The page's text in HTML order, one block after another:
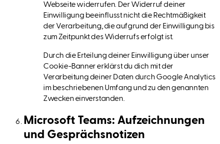
Webseite widerrufen. Der Widerruf deiner
Einwilligung beeinflusst nicht die Rechtmäßigkeit
der Verarbeitung, die aufgrund der Einwilligung bis
zum Zeitpunkt des Widerrufs erfolgt ist.
Durch die Erteilung deiner Einwilligung über unser
Cookie-Banner erklärst du dich mit der
Verarbeitung deiner Daten durch Google Analytics
im beschriebenen Umfang und zu den genannten
Zwecken einverstanden.
Microsoft Teams: Aufzeichnungen
und Gesprächsnotizen